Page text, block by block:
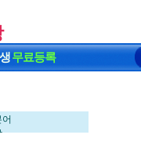
무료등록